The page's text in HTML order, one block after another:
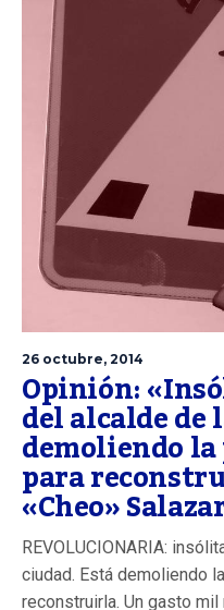
26 octubre, 2014
Opinión:
del alcalde de
demoliendo la
para
«Cheo»
REVOLUCIONARIA:
ciudad. Está demoliendo
reconstruirla. Un gasto